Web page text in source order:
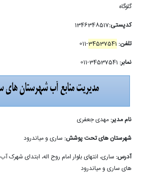
گلوگاه
کدپستی:1346348517
تلفن: 34537541
-011
نمابر:
نام مدیر: مهدی جعفری
شهرستان های تحت پوشش: ساری و میاندرود
آدرس: ساری، انتهای بلوار امام روح اله، ابتدای
های ساری و میاندرود